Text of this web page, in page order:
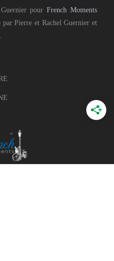
Guernier pourFrench Moments
Pierre et Rachel Guernier et